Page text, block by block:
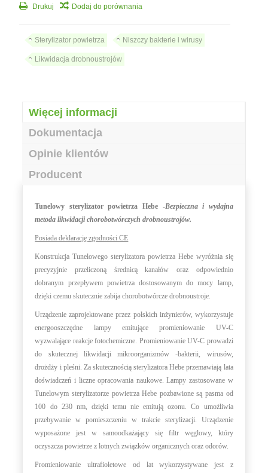
Drukuj
Dodaj do porównania
Sterylizator powietrza Niszczy bakterie i wirusy
Likwidacja drobnoustrojów
Więcej informacji
Dokumentacja
Opinie klientów
Producent
Tunelowy sterylizator powietrza Hebe -Bezpieczna i wydajna
metoda likwidacji chorobotwórczych drobnoustrojów.
Posiada deklarację zgodności CE
Konstrukcja Tunelowego sterylizatora powietrza Hebe wyróżnia się
precyzyjnie przeliczoną średnicą kanałów oraz odpowiednio
dobranym przepływem powietrza dostosowanym do mocy lamp,
dzięki czemu skutecznie zabija chorobotwórcze drobnoustroje.
Urządzenie zaprojektowane przez polskich inżynierów, wykorzystuje
energooszczędne lampy emitujące promieniowanie UV-C
wyzwalające reakcje fotochemiczne. Promieniowanie UV-C prowadzi
do skutecznej likwidacji mikroorganizmów -bakterii, wirusów,
drożdży i pleśni. Za skutecznością sterylizatora Hebe przemawiają lata
doświadczeń i liczne opracowania naukowe. Lampy zastosowane w
Tunelowym sterylizatorze powietrza Hebe pozbawione są pasma od
100 do 230 nm, dzięki temu nie emitują ozonu. Co umożliwia
przebywanie w pomieszczeniu w trakcie sterylizacji. Urządzenie
wyposażone jest wsamoodkażający się filtr węglowy, który
oczyszcza powietrze z lotnych związków organicznych oraz odorów.
Promieniowanie ultrafioletowe od lat wykorzystywane jest z